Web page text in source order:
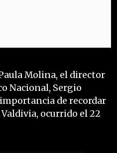
Molina, el director
Nacional, Sergio
de recordar
ocurrido el 22